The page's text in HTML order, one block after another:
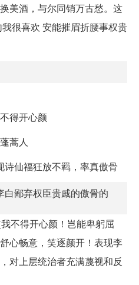
美酒，与尔同销万古愁。这
很喜欢 安能摧眉折腰事权贵
得开心颜
蒿人
诗仙福狂放不羁，率真傲骨
鄙弃权臣贵戚的傲骨的
不得开心颜！岂能卑躬屈
心畅意，笑逐颜开！表现李
对上层统治者充满蔑视和反